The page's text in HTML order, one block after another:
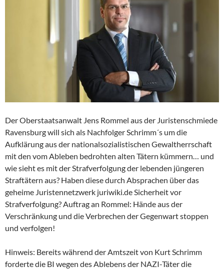
Der Oberstaatsanwalt Jens Rommel aus der Juristenschmiede
Ravensburg will sich als Nachfolger Schrimm´s um die
Aufklärung aus der nationalsozialistischen Gewaltherrschaft
mit den vom Ableben bedrohten alten Tätern kümmern… und
wie sieht es mit der Strafverfolgung der lebenden jüngeren
Straftätern aus? Haben diese durch Absprachen über das
geheime Juristennetzwerk juriwiki.de Sicherheit vor
Strafverfolgung? Auftrag an Rommel: Hände aus der
Verschränkung und die Verbrechen der Gegenwart stoppen
und verfolgen!
Hinweis: Bereits während der Amtszeit von Kurt Schrimm
forderte die BI wegen des Ablebens der NAZI-Täter die